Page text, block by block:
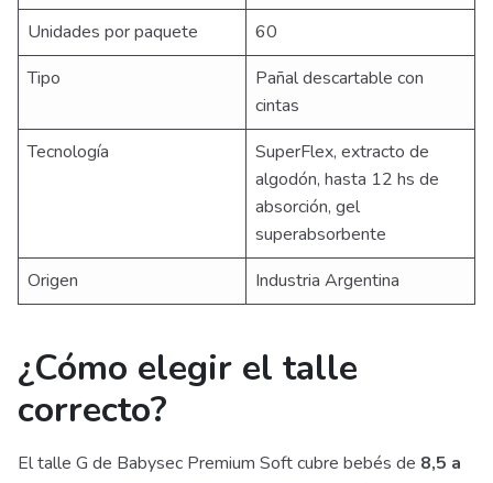
Unidades por paquete
60
Tipo
Pañal descartable con
cintas
Tecnología
SuperFlex, extracto de
algodón, hasta 12 hs de
absorción, gel
superabsorbente
Origen
Industria Argentina
¿Cómo elegir el talle
correcto?
El talle G de Babysec Premium Soft cubre bebés de 8,5 a